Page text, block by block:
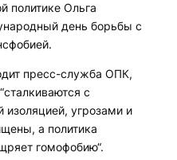
политике Ольга
день борьбы с
пресс-служба ОПК,
с
изоляцией, угрозами и
а политика
гомофобию“.